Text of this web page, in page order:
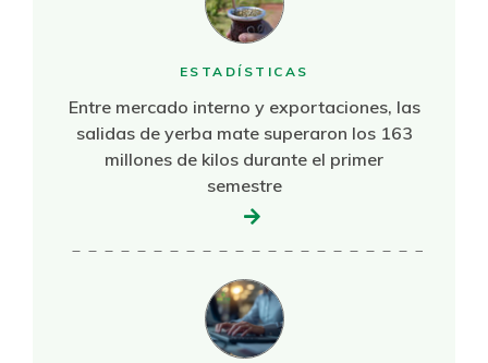
ESTADÍSTICAS
Entre mercado interno y exportaciones, las
salidas de yerba mate superaron los 163
millones de kilos durante el primer
semestre